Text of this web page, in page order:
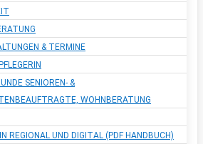
& TERMINE
SENIOREN- &
WOHNBERATUNG
REGIONAL UND DIGITAL (PDF HANDBUCH)